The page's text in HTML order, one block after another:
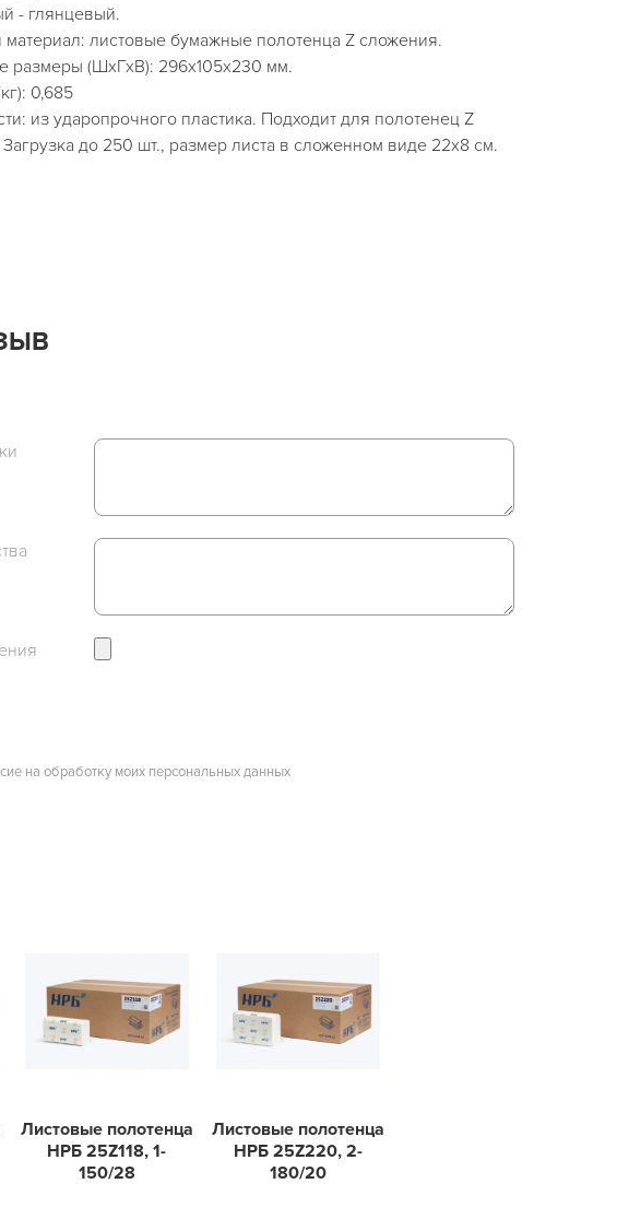
- глянцевый.
материал: листовые бумажные полотенца Z сложения.
размеры (ШхГхВ): 296х105х230 мм.
0,685
из ударопрочного пластика. Подходит для полотенец Z
до 250 шт., размер листа в сложенном виде 22х8 см.
на обработку моих персональных данных
Листовые полотенца
НРБ 25Z118, 1-
150/28
Листовые полотенца
НРБ 25Z220, 2-
180/20